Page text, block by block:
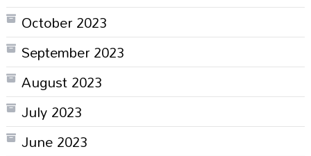
October 2023
September 2023
August 2023
July 2023
June 2023